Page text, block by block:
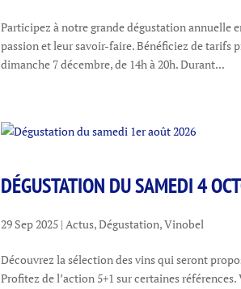
Participez à notre grande dégustation annuelle
passion et leur savoir-faire. Bénéficiez de tarifs
dimanche 7 décembre, de 14h à 20h. Durant...
DÉGUSTATION DU SAMEDI 4
29 Sep 2025 | Actus,Dégustation,Vinobel
Découvrez la sélection des vins qui seront
Profitez de l’action 5+1 sur certaines